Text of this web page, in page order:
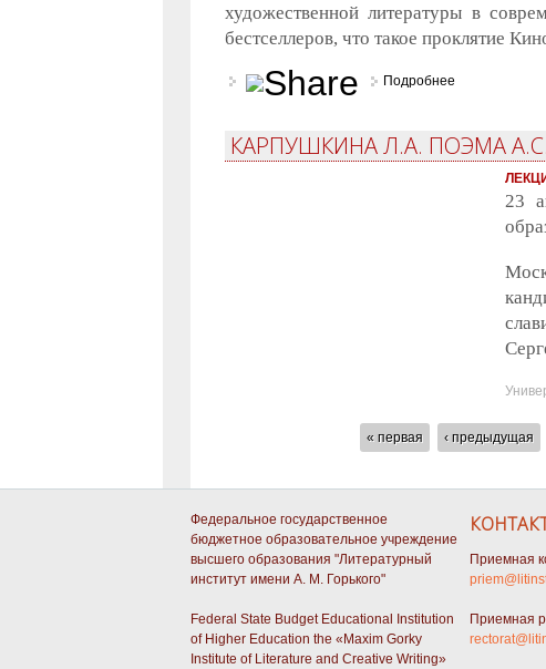
художественной литературы в
бестселлеров, что такое проклятие
Подробнее
КАРПУШКИНА Л.А. ПОЭМА
23
СТРАНИЦЫ« первая ‹ предыдущая
Федеральное государственное
бюджетное образовательное учреждение
высшего образования "Литературный
институт имени А. М. Горького"
Federal State Budget Educational Institution
of Higher Education the «Maxim Gorky
Institute of Literature and Creative Writing»
Приемная
Приемная